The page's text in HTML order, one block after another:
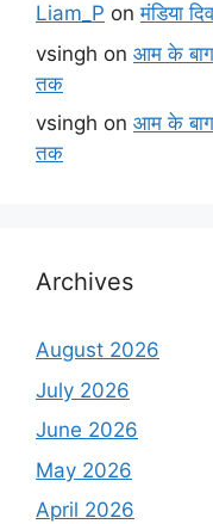
Liam_P onमंडिया
vsingh on आम के
तक
vsingh on आम के
तक
Archives
August 2026
July 2026
June 2026
May 2026
April 2026